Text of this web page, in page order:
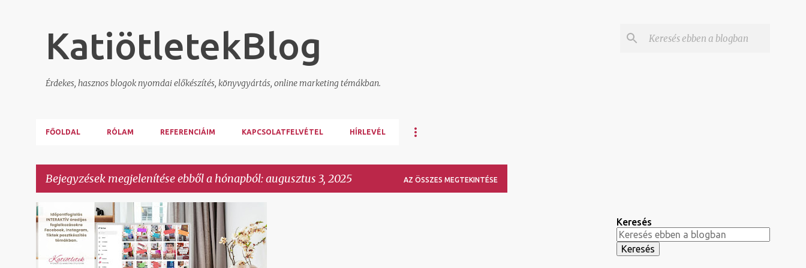
KatiötletekBlog
Érdekes, hasznos blogok nyomdai előkészítés, könyvgyártás, online marketing témákban.
FŐOLDAL RÓLAM REFERENCIÁIM KAPCSOLATFELVÉTEL HÍRLEVÉL
Bejegyzések megjelenítése ebből a hónapból: augusztus 3, 2025 AZ ÖSSZES MEGTEKINTÉSE
B
j
FACEBOOK CSOPORT FACEBOOK OLDAL Keresés